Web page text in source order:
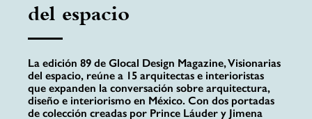
del espacio
La edición 89 de Glocal Design Magazine, Visionarias
del espacio, reúne a 15 arquitectas e interioristas
que expanden la conversación sobre arquitectura,
diseño e interiorismo en México. Con dos portadas
de colección creadas por Prince Láuder y Jimena